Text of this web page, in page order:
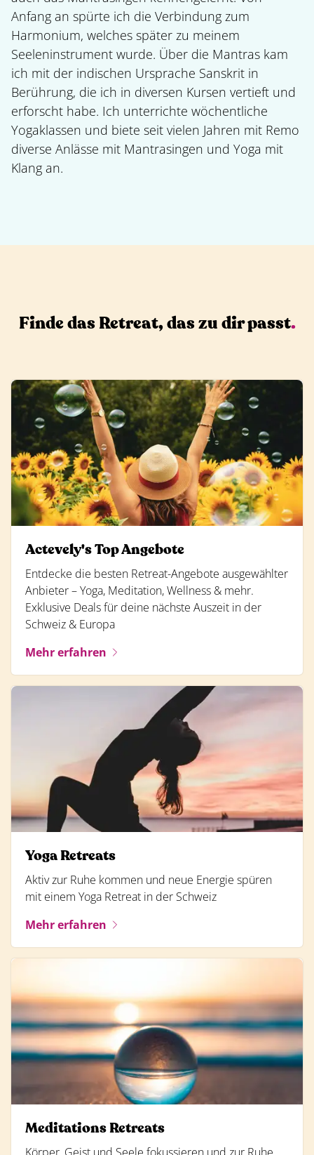
Anfang an spürte ich die Verbindung zum
Harmonium, welches später zu meinem
Seeleninstrument wurde. Über die Mantras kam
ich mit der indischen Ursprache Sanskrit in
Berührung, die ich in diversen Kursen vertieft und
erforscht habe. Ich unterrichte wöchentliche
Yogaklassen und biete seit vielen Jahren mit Remo
diverse Anlässe mit Mantrasingen und Yoga mit
Klang an.
Finde das Retreat, das zu dir passt.
Actevely's Top Angebote
Entdecke die besten Retreat-Angebote ausgewählter
Anbieter – Yoga, Meditation, Wellness & mehr.
Exklusive Deals für deine nächste Auszeit in der
Schweiz & Europa
Mehr erfahren
Yoga Retreats
Aktiv zur Ruhe kommen und neue Energie spüren
mit einem Yoga Retreat in der Schweiz
Mehr erfahren
Meditations Retreats